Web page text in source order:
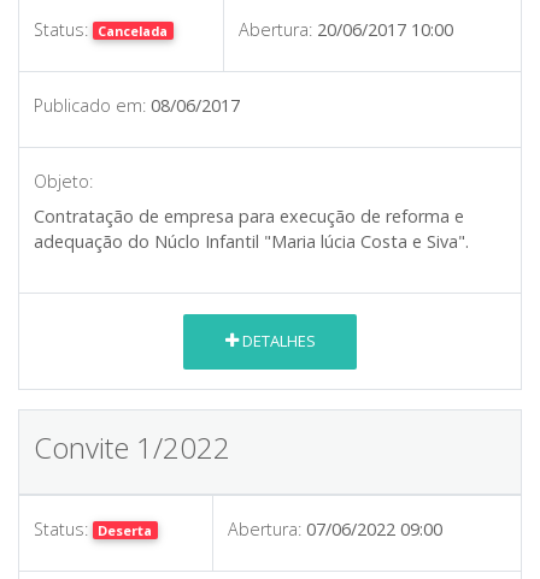
Status: Cancelada Abertura: 20/06/2017 10:00
Publicado em: 08/06/2017
Objeto:
Contratação de empresa para execução de reforma e
adequação do Núclo Infantil "Maria lúcia Costa e Siva".
DETALHES
Convite 1/2022
Status: Deserta Abertura: 07/06/2022 09:00